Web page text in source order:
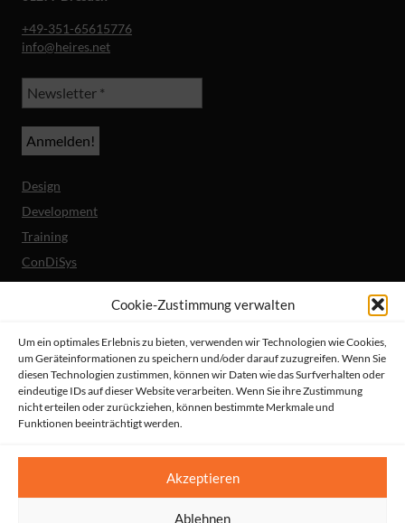
Cookie-Zustimmung verwalten
Um ein optimales Erlebnis zu bieten, verwenden wir Technologien wie Cookies,
um Geräteinformationen zu speichern und/oder darauf zuzugreifen. Wenn Sie
diesen Technologien zustimmen, können wir Daten wie das Surfverhalten oder
eindeutige IDs auf dieser Website verarbeiten. Wenn Sie ihre Zustimmung
nicht erteilen oder zurückziehen, können bestimmte Merkmale und
Funktionen beeinträchtigt werden.
Akzeptieren
Ablehnen
+49-351-65615776
info@heires.net
Design
Development
Training
ConDiSys
Barrierefreiheit
Mobile Lösungen
Unternehmen
Referenzen
Aktuelles
© HeiReS GmbH
AGBs|Datenschutz